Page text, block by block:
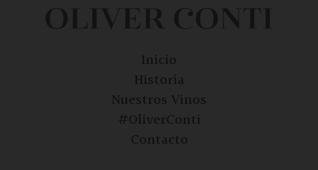
Inicio
Historia
Nuestros Vinos
#OliverConti
Contacto